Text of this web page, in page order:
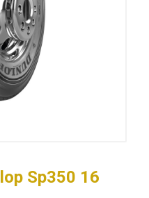
Sp350 16